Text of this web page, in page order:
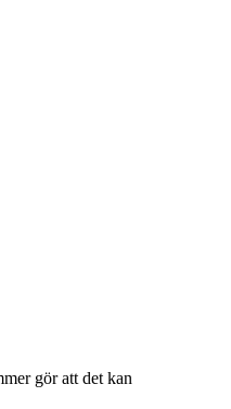
gör att det kan